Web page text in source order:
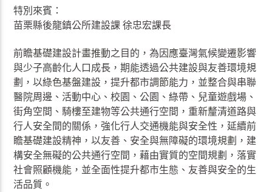
特別來賓：
苗栗縣後龍鎮公所建設課 徐忠宏課長
前瞻基礎建設計畫推動之目的，為因應臺灣氣候變遷影響
與少子高齡化人口成長，期能透過公共建設與友善環境規
劃，以綠色基盤建設，提升都市調節能力，並整合與串聯
醫院周邊、活動中心、校園、公園、綠帶、兒童遊戲場、
街角空間、騎樓至建物等公共通行空間，重新釐清道路與
行人安全間的關係，強化行人交通機能與安全性，延續前
瞻基礎建設精神，以友善、安全與無障礙的環境規劃，建
構安全無礙的公共通行空間，藉由實質的空間規劃，落實
社會照顧機能，並全面性提升都市生態、友善與安全的生
活品質。